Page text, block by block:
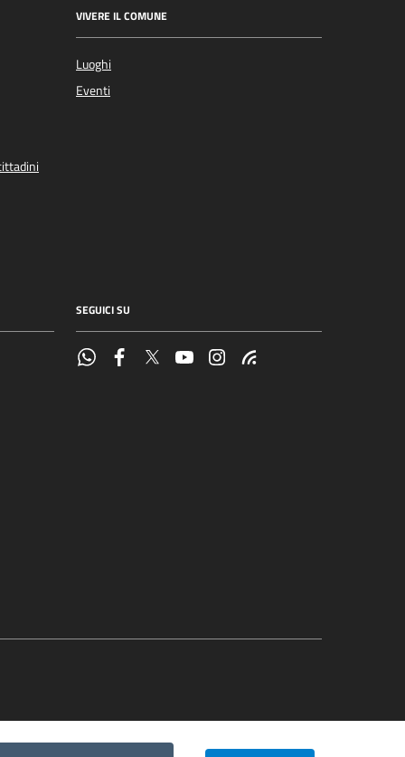
VIVERE IL COMUNE
Luoghi
Eventi
SEGUICI SU